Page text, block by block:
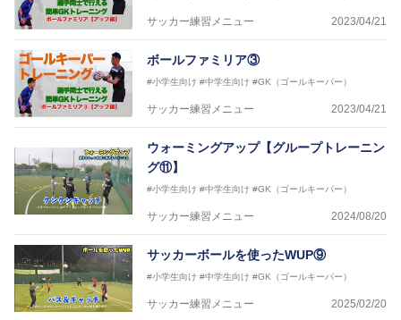
サッカー練習メニュー 2023/04/21
ボールファミリア③
#小学生向け #中学生向け #GK（ゴールキーパー）
サッカー練習メニュー 2023/04/21
ウォーミングアップ【グループトレーニン
グ⑪】
#小学生向け #中学生向け #GK（ゴールキーパー）
サッカー練習メニュー 2024/08/20
サッカーボールを使ったWUP⑨
#小学生向け #中学生向け #GK（ゴールキーパー）
サッカー練習メニュー 2025/02/20